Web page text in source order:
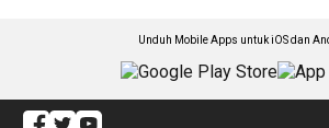
Unduh Mobile Apps untuk iOS dan